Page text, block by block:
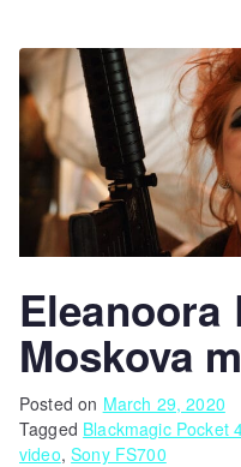
Eleanoora
Moskova
Posted on March 29, 2020
Tagged Blackmagic Pocket
video,Sony FS700